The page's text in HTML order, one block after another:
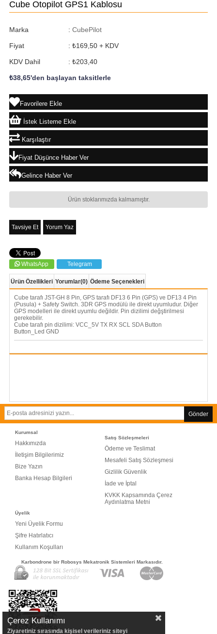
Cube Otopilot GPS1 Kablosu
Marka : CubePilot
Fiyat : ₺169,50+ KDV
KDV Dahil : ₺203,40
₺38,65'den başlayan taksitlerle
Favorilere Ekle
İstek Listeme Ekle
Karşılaştır
Fiyat Düşünce Haber Ver
Gelince Haber Ver
Ürün stoklarımızda kalmamıştır.
Tavsiye Et Yorum Yaz
WhatsApp Telegram
Ürün Özellikleri Yorumlar(0) Ödeme Seçenekleri
Cube tarafı JST-GH 8 Pin, GPS tarafı DF13 6 Pin (GPS) ve DF13 4 Pin
(Pusula) + Safety Switch. 3DR GPS modülü ile direkt uyumludur. Diğer
GPS modelleri ile direkt uyumlu değildir. Pin dizilimi değştirilmesi
gerekebilir.
Cube tarafı pin dizilimi: VCC_5V TX RX SCL SDA Button
Button_Led GND
Gönder
Kurumsal
Hakkımızda
İletişim Bilgilerimiz
Bize Yazın
Banka Hesap Bilgileri
Satış Sözleşmeleri
Ödeme ve Teslimat
Mesafeli Satış Sözleşmesi
Gizlilik Güvenlik
İade ve İptal
KVKK Kapsamında Çerez
Aydınlatma Metni
Üyelik
Yeni Üyelik Formu
Şifre Hatırlatıcı
Kullanım Koşulları
Karbondrone bir Robosys Mekatronik Sistemleri Markasıdır.
Çerez Kullanımı
Ziyaretiniz sırasında kişisel verileriniz siteyi